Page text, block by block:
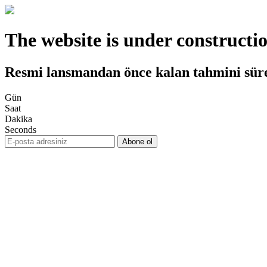
The website is under
Resmi lansmandan önce kalan tahmini
Gün
Saat
Dakika
Seconds